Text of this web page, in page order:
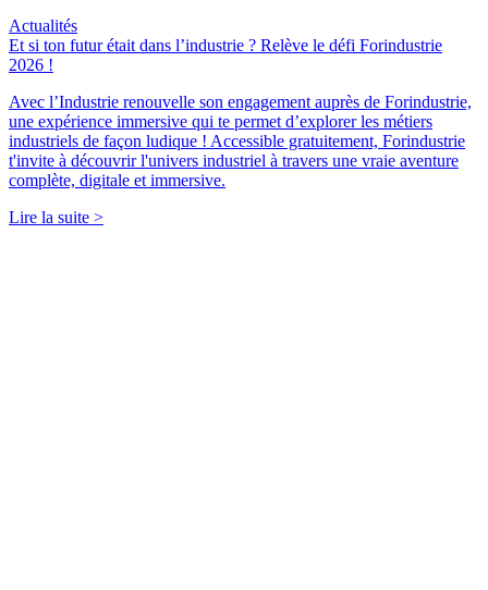
Actualités
Et si ton futur était dans l’industrie ? Relève le défi Forindustrie
2026 !
Avec l’Industrie renouvelle son engagement auprès de Forindustrie,
une expérience immersive qui te permet d’explorer les métiers
industriels de façon ludique ! Accessible gratuitement, Forindustrie
t'invite à découvrir l'univers industriel à travers une vraie aventure
complète, digitale et immersive.
Lire la suite >